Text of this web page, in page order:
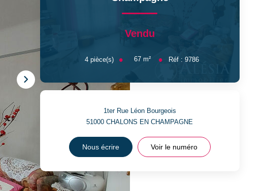
Vendu
4 pièce(s) 67 m² Réf : 9786
1ter Rue Léon Bourgeois
51000CHALONS EN CHAMPAGNE
Nous écrire Voir le numéro